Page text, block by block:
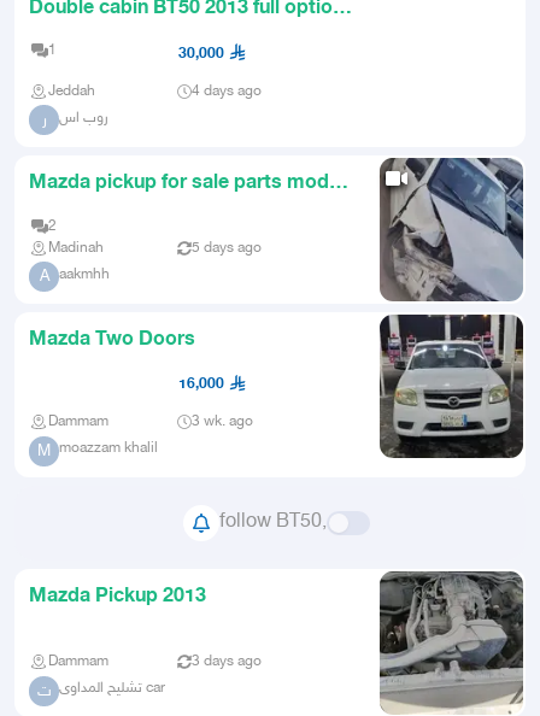
Double cabin BT50 2013 full option
white color
1 30,000
Jeddah 4 days ago
ر روب اس
Mazda pickup for sale parts model
2
Madinah
5 days ago
A aakmhh
Mazda Two Doors
16,000
Dammam 3 wk. ago
M moazzam khalil
follow BT50,
Mazda Pickup 2013
Dammam 3 days ago
ت تشليح المداوى car